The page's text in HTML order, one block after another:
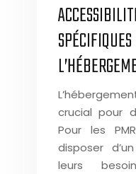
crucial pour
Pour les
disposer
leurs